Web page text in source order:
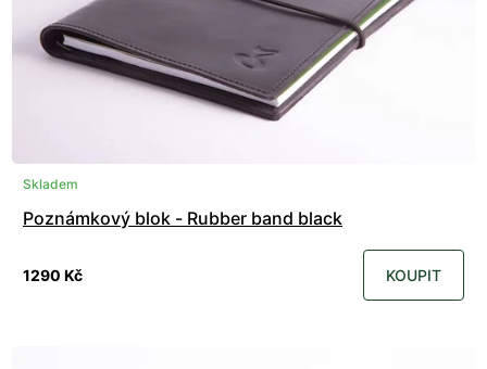
Skladem
Poznámkový blok - Rubber band black
1290 Kč KOUPIT